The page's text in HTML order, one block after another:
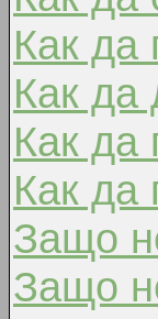
Как да
Как да
Как да
Как да
Защо
Защо